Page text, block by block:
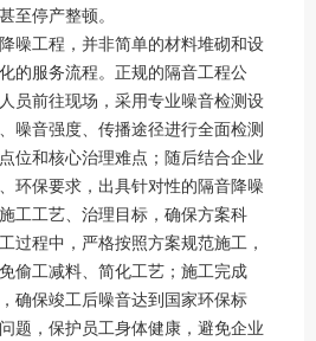
至停产整顿。
噪工程，并非简单的材料堆砌和设
的服务流程。正规的隔音工程公
员前往现场，采用专业噪音检测设
噪音强度、传播途径进行全面检测
位和核心治理难点；随后结合企业
环保要求，出具针对性的隔音降噪
工工艺、治理目标，确保方案科
过程中，严格按照方案规范施工，
偷工减料、简化工艺；施工完成
确保竣工后噪音达到国家环保标
题，保护员工身体健康，避免企业